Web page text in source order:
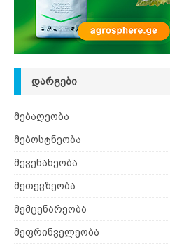
ᲓᲐᲠᲒᲔᲑᲘ
მებაღეობა
მებოსტნეობა
მევენახეობა
მეთევზეობა
მემცენარეობა
მეფრინველეობა